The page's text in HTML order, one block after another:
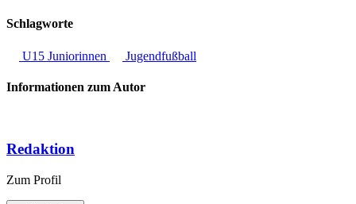
Schlagworte
U15 Juniorinnen Jugendfußball
Informationen zum Autor
Redaktion
Zum Profil